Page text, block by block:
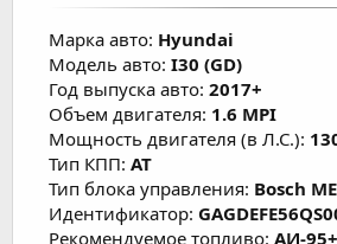
эластичность и
по мощности и моменту
и типа используемого
Марка авто: Hyundai
Модель авто: I30 (GD)
Год выпуска авто: 2017+
Объем двигателя: 1.6 MPI
Мощность двигателя (в Л.С.):
Тип КПП: AT
Тип блока управления: Bosch
Идентификатор:
Рекомендуемое топливо: АИ-95+